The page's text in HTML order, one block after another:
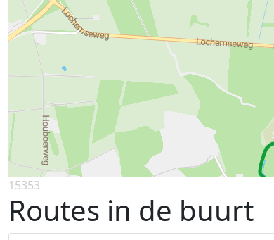
15353
Routes in de buurt